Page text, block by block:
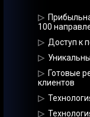
▷
100
▷ Доступ к
▷
▷Готовые
клиентов
▷
▷